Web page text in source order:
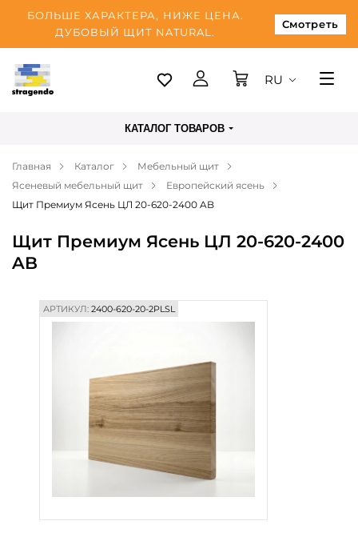
БОЛЬШЕ ХАРАКТЕРА, НИЖЕ ЦЕНА.
ДУБОВЫЙ ЩИТ NATURAL.
Смотреть
Таллинн
Оплата
О нас
Блог
Контакты
RU
КАТАЛОГ ТОВАРОВ
Главная Каталог
Мебельный щит
Ясеневый мебельный щит
Европейский ясень
Щит Премиум Ясень ЦЛ 20-620-2400 AB
Щит Премиум Ясень ЦЛ 20-620-2400
AB
АРТИКУЛ:2400-620-20-2PLSL